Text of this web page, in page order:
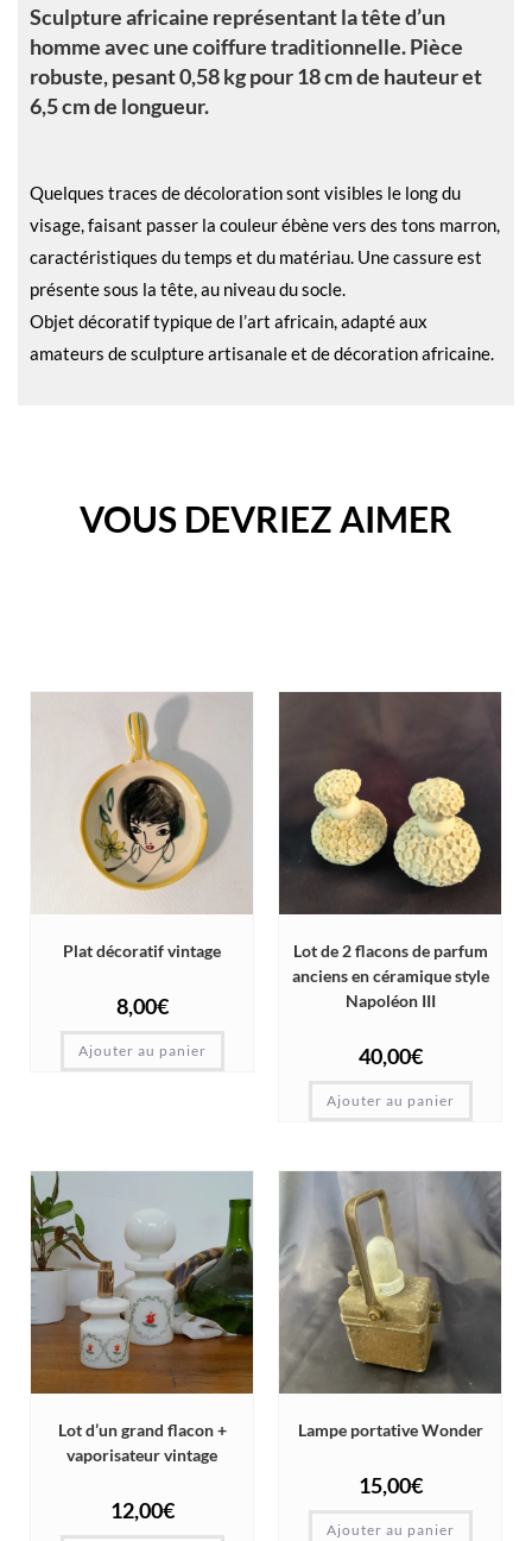
Sculpture africaine représentant la tête d’un
homme avec une coiffure traditionnelle. Pièce
robuste, pesant 0,58 kg pour 18 cm de hauteur et
6,5 cm de longueur.
Quelques traces de décoloration sont visibles le long du
visage, faisant passer la couleur ébène vers des tons marron,
caractéristiques du temps et du matériau. Une cassure est
présente sous la tête, au niveau du socle.
Objet décoratif typique de l’art africain, adapté aux
amateurs de sculpture artisanale et de décoration africaine.
VOUS DEVRIEZ AIMER
Plat décoratif vintage
8,00€
Ajouter au panier
Lot de 2 flacons de parfum
anciens en céramique style
Napoléon III
40,00€
Ajouter au panier
Lot d’un grand flacon +
vaporisateur vintage
12,00€
Lampe portative Wonder
15,00€
Ajouter au panier